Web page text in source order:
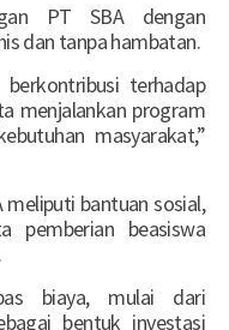
PT SBA dengan
dan tanpa hambatan.
terhadap
menjalankan program
masyarakat,”
meliputi bantuan sosial,
pemberian beasiswa
biaya, mulai dari
bentuk investasi